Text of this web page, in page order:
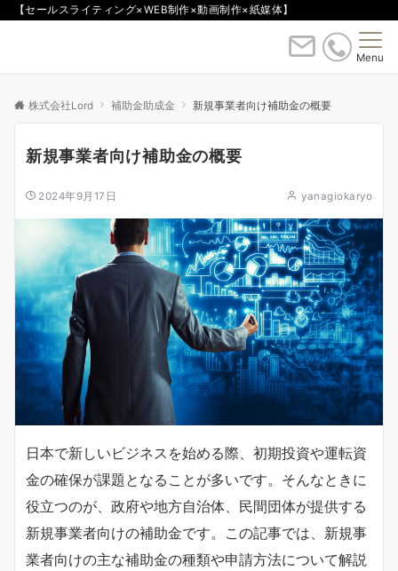
【セールスライティング×WEB制作×動画制作×紙媒体】
Menu
株式会社Lord 補助金助成金 新規事業者向け補助金の概要
新規事業者向け補助金の概要
2024年9月17日 yanagiokaryo
日本で新しいビジネスを始める際、初期投資や運転資
金の確保が課題となることが多いです。そんなときに
役立つのが、政府や地方自治体、民間団体が提供する
新規事業者向けの補助金です。この記事では、新規事
業者向けの主な補助金の種類や申請方法について解説